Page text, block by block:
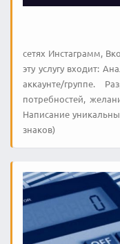
сетях Инстаграмм,
эту услугу входит:
аккаунте/группе.
потребностей,
Написание
знаков)